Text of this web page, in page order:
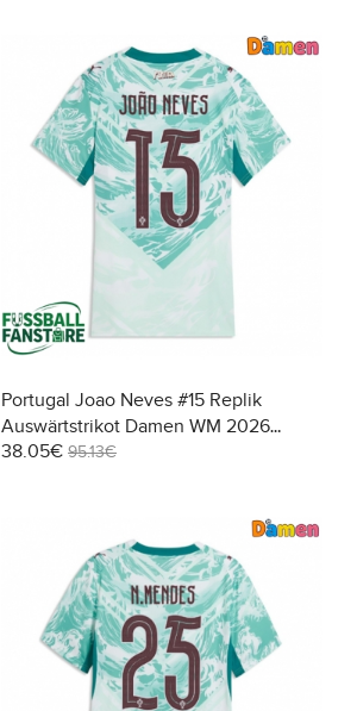
Portugal Joao Neves #15 Replik
Auswärtstrikot Damen WM 2026
Kurzarm
38.05€ 95.13€